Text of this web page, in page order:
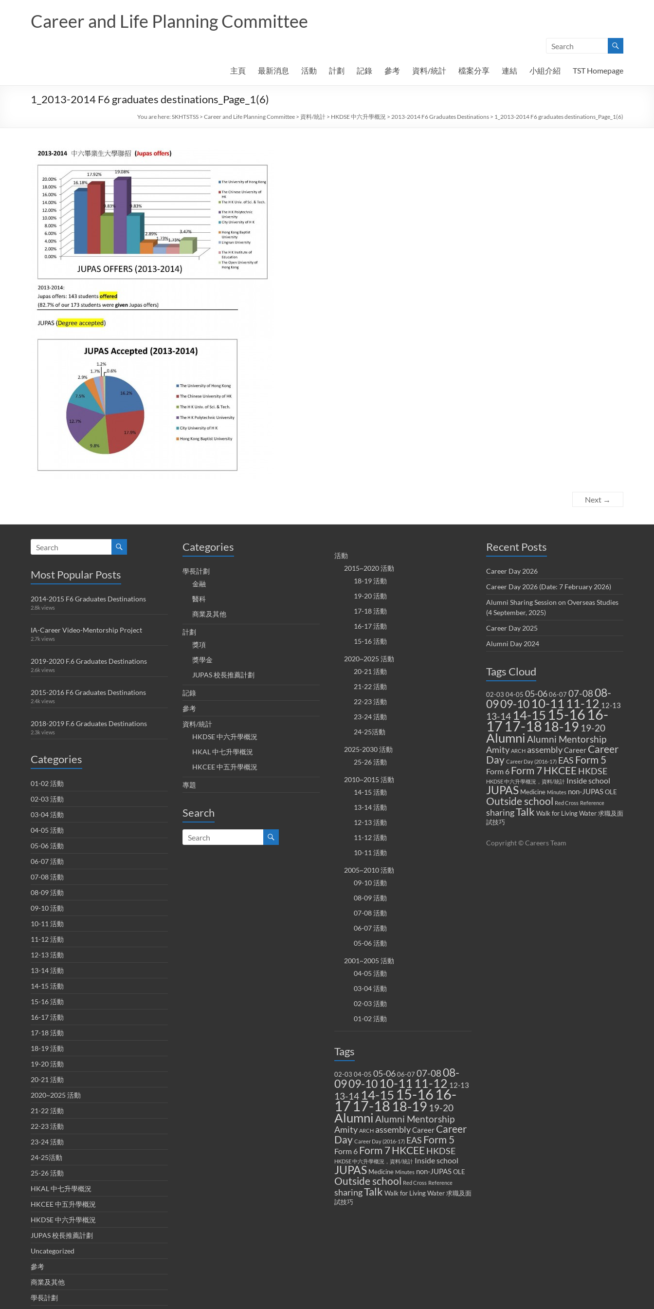
Career and Life Planning Committee
主頁 最新消息 活動 計劃 記錄 參考 資料/統計 檔案分享 連結 小組介紹 TST Homepage
1_2013-2014 F6 graduates destinations_Page_1(6)
You are here:SKHTSTSS > Career and Life Planning Committee > 資料/統計 > HKDSE 中六升學概況 > 2013-2014 F6 Graduates Destinations > 1_2013-2014 F6 graduates destinations_Page_1(6)
Next →
Most Popular Posts
2014-2015 F6 Graduates Destinations
2.8k views
IA-Career Video-Mentorship Project
2.7k views
2019-2020 F.6 Graduates Destinations
2.6k views
2015-2016 F6 Graduates Destinations
2.4k views
2018-2019 F.6 Graduates Destinations
2.3k views
Categories
01-02 活動
02-03 活動
03-04 活動
04-05 活動
05-06 活動
06-07 活動
07-08 活動
08-09 活動
09-10 活動
10-11 活動
11-12 活動
12-13 活動
13-14 活動
14-15 活動
15-16 活動
16-17 活動
17-18 活動
18-19 活動
19-20 活動
20-21 活動
2020~2025 活動
21-22 活動
22-23 活動
23-24 活動
24-25活動
25-26 活動
HKAL 中七升學概況
HKCEE 中五升學概況
HKDSE 中六升學概況
JUPAS 校長推薦計劃
Uncategorized
參考
商業及其他
學長計劃
Categories
學長計劃
金融
醫科
商業及其他
計劃
獎項
獎學金
JUPAS 校長推薦計劃
記錄
參考
資料/統計
HKDSE 中六升學概況
HKAL 中七升學概況
HKCEE 中五升學概況
專題
Search
活動
2015~2020 活動
18-19 活動
19-20 活動
17-18 活動
16-17 活動
15-16 活動
2020~2025 活動
20-21 活動
21-22 活動
22-23 活動
23-24 活動
24-25活動
2025-2030 活動
25-26 活動
2010~2015 活動
14-15 活動
13-14 活動
12-13 活動
11-12 活動
10-11 活動
2005~2010 活動
09-10 活動
08-09 活動
07-08 活動
06-07 活動
05-06 活動
2001~2005 活動
04-05 活動
03-04 活動
02-03 活動
01-02 活動
Tags
02-03 04-05 05-0606-07 07-0808-
0909-10 10-11 11-12 12-13
13-14 14-15 15-16 16-
17 17-18 18-19 19-20
Alumni Alumni Mentorship
Amity ARCH assemblyCareer Career
Day Career Day (2016-17) EAS Form 5
Form 6 Form 7HKCEE HKDSE
HKDSE 中六升學概況，資料/統計 Inside school
JUPAS Medicine Minutes non-JUPASOLE
Outside school Red Cross Reference
sharingTalk Walk for Living Water求職及面
試技巧
Recent Posts
Career Day 2026
Career Day 2026 (Date: 7 February 2026)
Alumni Sharing Session on Overseas Studies
(4 September, 2025)
Career Day 2025
Alumni Day 2024
Tags Cloud
02-03 04-05 05-0606-07 07-0808-
0909-10 10-11 11-12 12-13
13-14 14-15 15-16 16-
17 17-18 18-19 19-20
Alumni Alumni Mentorship
Amity ARCH assemblyCareer Career
Day Career Day (2016-17) EAS Form 5
Form 6 Form 7HKCEE HKDSE
HKDSE 中六升學概況，資料/統計 Inside school
JUPAS Medicine Minutes non-JUPASOLE
Outside school Red Cross Reference
sharingTalk Walk for Living Water求職及面
試技巧
Copyright © Careers Team